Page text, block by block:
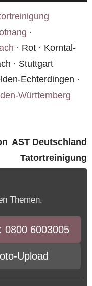
·
· Rot · Korntal-
· Stuttgart
Echterdingen ·
Württemberg
AST Deutschland
Tatortreinigung
Themen.
6003005
Upload